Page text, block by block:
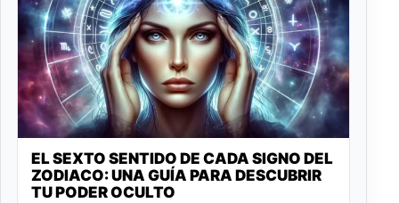
EL SEXTO SENTIDO DE CADA SIGNO DEL
ZODIACO: UNA GUÍA PARA DESCUBRIR
TU PODER OCULTO